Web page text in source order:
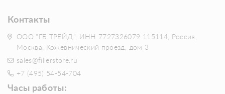
Контакты
ООО "ГБ ТРЕЙД", ИНН 7727326079 115114, Россия,
Москва, Кожевнический проезд, дом 3
sales@fillerstore.ru
+7 (495) 54-54-704
Часы работы: